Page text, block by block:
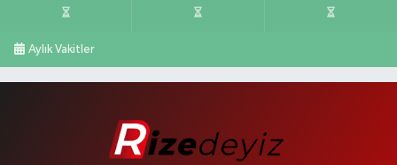
Aylık Vakitler